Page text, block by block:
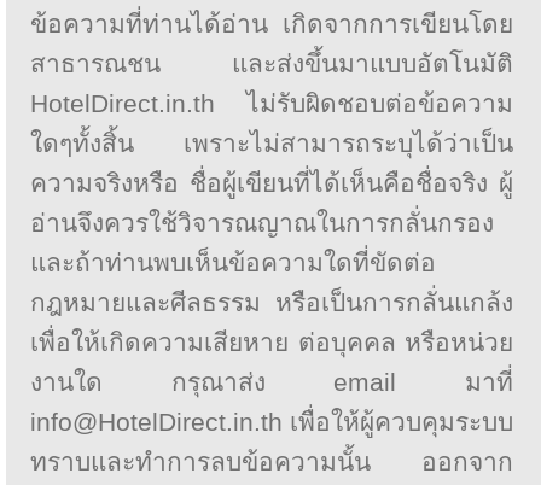
ข้อความที่ท่านได้อ่าน เกิดจากการเขียนโดย
สาธารณชน และส่งขึ้นมาแบบอัตโนมัติ
HotelDirect.in.th ไม่รับผิดชอบต่อข้อความ
ใดๆทั้งสิ้น เพราะไม่สามารถระบุได้ว่าเป็น
ความจริงหรือ ชื่อผู้เขียนที่ได้เห็นคือชื่อจริง ผู้
อ่านจึงควรใช้วิจารณญาณในการกลั่นกรอง
และถ้าท่านพบเห็นข้อความใดที่ขัดต่อ
กฎหมายและศีลธรรม หรือเป็นการกลั่นแกล้ง
เพื่อให้เกิดความเสียหาย ต่อบุคคล หรือหน่วย
งานใด กรุณาส่ง email มาที่
info@HotelDirect.in.th เพื่อให้ผู้ควบคุมระบบ
ทราบและทำการลบข้อความนั้น ออกจาก